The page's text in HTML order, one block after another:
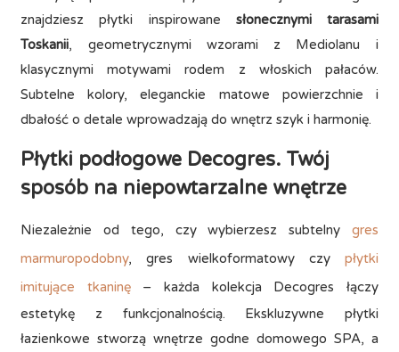
znajdziesz płytki inspirowane słonecznymi tarasami
Toskanii, geometrycznymi wzorami z Mediolanu i
klasycznymi motywami rodem z włoskich pałaców.
Subtelne kolory, eleganckie matowe powierzchnie i
dbałość o detale wprowadzają do wnętrz szyk i harmonię.
Płytki podłogowe Decogres. Twój
sposób na niepowtarzalne wnętrze
Niezależnie od tego, czy wybierzesz subtelny gres
marmuropodobny, gres wielkoformatowy czy płytki
imitujące tkaninę– każda kolekcja Decogres łączy
estetykę z funkcjonalnością. Ekskluzywne płytki
łazienkowe stworzą wnętrze godne domowego SPA, a